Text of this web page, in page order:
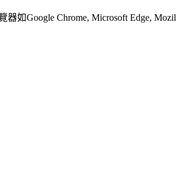
Google Chrome, Microsoft Edge,